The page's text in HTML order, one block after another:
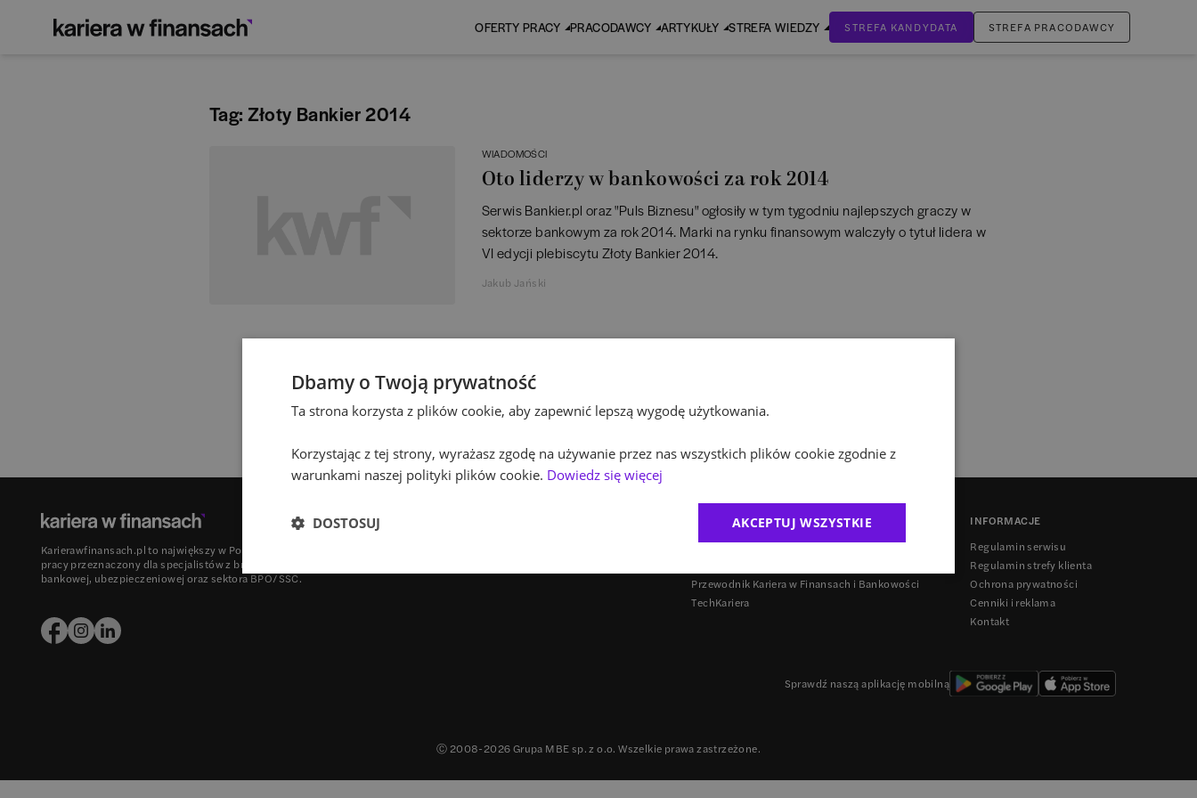
OFERTY PRACY PRACODAWCY ARTYKUŁY STREFA WIEDZY STREFA KANDYDATA STREFA PRACODAWCY
Tag: Złoty Bankier 2014
WIADOMOŚCI
Oto liderzy w bankowości za rok 2014
Serwis Bankier.pl oraz "Puls Biznesu" ogłosiły w tym tygodniu najlepszych graczy w
sektorze bankowym za rok 2014. Marki na rynku finansowym walczyły o tytuł lidera w
VI edycji plebiscytu Złoty Bankier 2014.
Jakub Jański
Karierawfinansach.pl to największy w Polsce portal z ofertami
pracy przeznaczony dla specjalistów z branży finansowej,
bankowej, ubezpieczeniowej oraz sektora BPO/SSC.
INNE PROJEKTY
Agencja employer branding
Przewodnik Kariera w Finansach i Bankowości
TechKariera
INFORMACJE
Regulamin serwisu
Regulamin strefy klienta
Ochrona prywatności
Cenniki i reklama
Kontakt
Sprawdź naszą aplikację mobilną
Ⓒ 2008-2026Grupa MBE sp. z o.o. Wszelkie prawa zastrzeżone.
Dbamy o Twoją prywatność
Ta strona korzysta z plików cookie, aby zapewnić lepszą wygodę użytkowania.
Korzystając z tej strony, wyrażasz zgodę na używanie przez nas wszystkich plików cookie zgodnie z
warunkami naszej polityki plików cookie. Dowiedz się więcej
AKCEPTUJ WSZYSTKIE
DOSTOSUJ